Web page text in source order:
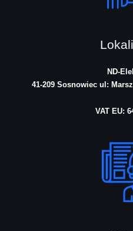
ND-
41-209 Sosnowiec ul:
VAT EU: